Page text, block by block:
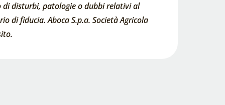
disturbi, patologie o dubbi relativi al
di fiducia. Aboca S.p.a. Società Agricola